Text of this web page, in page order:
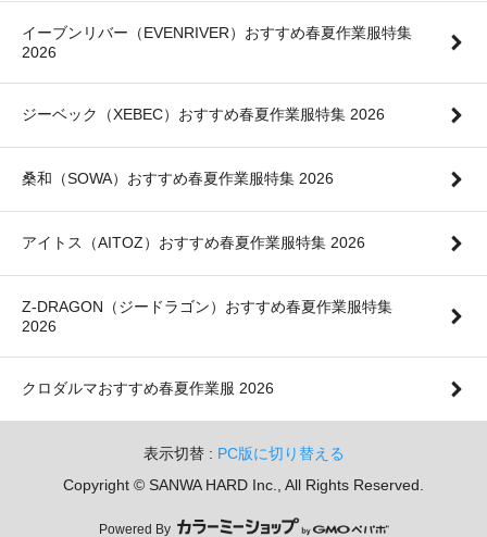
イーブンリバー（EVENRIVER）おすすめ春夏作業服特集
2026
ジーベック（XEBEC）おすすめ春夏作業服特集 2026
桑和（SOWA）おすすめ春夏作業服特集 2026
アイトス（AITOZ）おすすめ春夏作業服特集 2026
Z-DRAGON（ジードラゴン）おすすめ春夏作業服特集
2026
クロダルマおすすめ春夏作業服 2026
表示切替 : PC版に切り替える
Copyright © SANWA HARD Inc., All Rights Reserved.
Powered By